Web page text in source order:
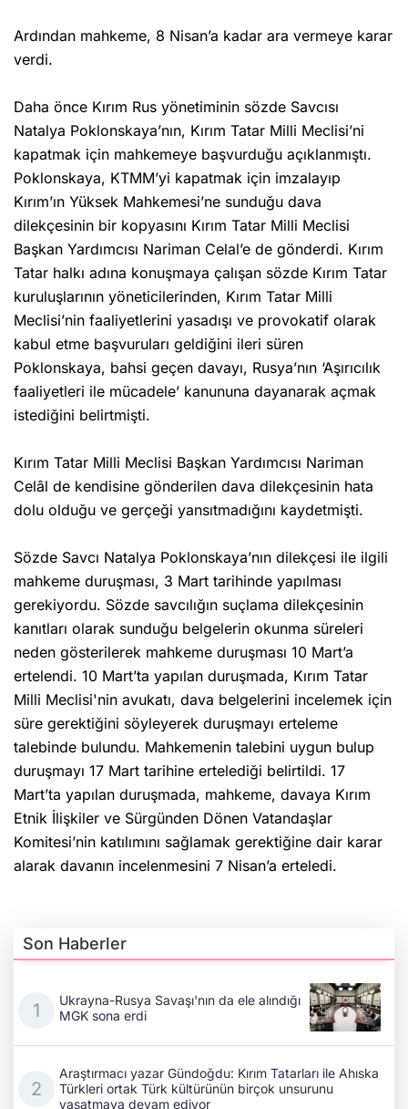
Ardından mahkeme, 8 Nisan’a kadar ara vermeye karar
verdi.
Daha önce Kırım Rus yönetiminin sözde Savcısı
Natalya Poklonskaya’nın, Kırım Tatar Milli Meclisi’ni
kapatmak için mahkemeye başvurduğu açıklanmıştı.
Poklonskaya, KTMM’yi kapatmak için imzalayıp
Kırım’ın Yüksek Mahkemesi’ne sunduğu dava
dilekçesinin bir kopyasını Kırım Tatar Milli Meclisi
Başkan Yardımcısı Nariman Celal’e de gönderdi. Kırım
Tatar halkı adına konuşmaya çalışan sözde Kırım Tatar
kuruluşlarının yöneticilerinden, Kırım Tatar Milli
Meclisi’nin faaliyetlerini yasadışı ve provokatif olarak
kabul etme başvuruları geldiğini ileri süren
Poklonskaya, bahsi geçen davayı, Rusya’nın ‘Aşırıcılık
faaliyetleri ile mücadele’ kanununa dayanarak açmak
istediğini belirtmişti.
Kırım Tatar Milli Meclisi Başkan Yardımcısı Nariman
Celâl de kendisine gönderilen dava dilekçesinin hata
dolu olduğu ve gerçeği yansıtmadığını kaydetmişti.
Sözde Savcı Natalya Poklonskaya’nın dilekçesi ile ilgili
mahkeme duruşması, 3 Mart tarihinde yapılması
gerekiyordu. Sözde savcılığın suçlama dilekçesinin
kanıtları olarak sunduğu belgelerin okunma süreleri
neden gösterilerek mahkeme duruşması 10 Mart’a
ertelendi. 10 Mart’ta yapılan duruşmada, Kırım Tatar
Milli Meclisi'nin avukatı, dava belgelerini incelemek için
süre gerektiğini söyleyerek duruşmayı erteleme
talebinde bulundu. Mahkemenin talebini uygun bulup
duruşmayı 17 Mart tarihine ertelediği belirtildi. 17
Mart’ta yapılan duruşmada, mahkeme, davaya Kırım
Etnik İlişkiler ve Sürgünden Dönen Vatandaşlar
Komitesi’nin katılımını sağlamak gerektiğine dair karar
alarak davanın incelenmesini 7 Nisan’a erteledi.
Son Haberler
Ukrayna-Rusya Savaşı'nın da ele alındığı
MGK sona erdi
Araştırmacı yazar Gündoğdu: Kırım Tatarları ile Ahıska
Türkleri ortak Türk kültürünün birçok unsurunu
yaşatmaya devam ediyor